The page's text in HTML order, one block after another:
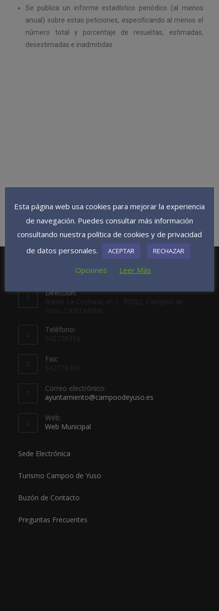
Se publica un informe estadístico periódico (al menos
anual) sobre estas peticiones, especificando al menos el
número total y porcentaje de resueltas, estimadas,
desestimadas e inadmitidas.
Dirección:
Teléfono:
Fax:
Correo electrónico:
ayuntamiento@campoodeyuso.es
Web:
Web Municipal
Sede Electrónica
Turismo Campoo de Yuso
Buzón de Contacto
Preguntas Frecuentes
Esta página web usa cookies para mejorar la experiencia
de navegación. Puedes consultar más información
consultando nuestra política de cookies y de privacidad
de datos personales.
ACEPTAR RECHAZAR
Opciones Leer Más